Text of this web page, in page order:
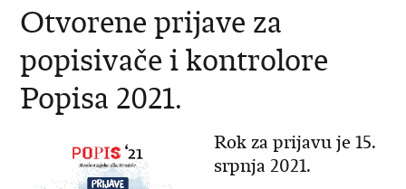
Otvorene prijave za
popisivače i kontrolore
Popisa 2021.
Rok za prijavu je 15.
srpnja 2021.